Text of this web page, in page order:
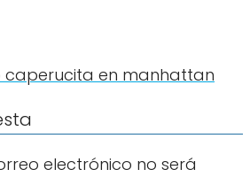
caperucita en manhattan
electrónico no será